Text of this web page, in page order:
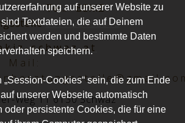
auf unserer Website zu
Textdateien, die auf Deinem
werden und bestimmte Daten
speichern.
Cookies“ sein, die zum Ende
unserer Webseite automatisch
oder persistente Cookies, die für eine
BEKiZ
0677 62152012
schwaz.at
Mail:
Weg 11 6130 Schwaz